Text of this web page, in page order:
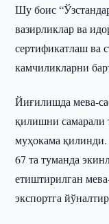
Шу боис
вазирликлар ва
сертификатлаш ва
камчиликларни
Йиғилишда мева-
қилишни самарали
муҳокама
67 та туманда
етиштирилган
экспортга